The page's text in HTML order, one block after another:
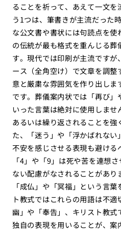
ることを祈って、あえて一文
う1つは、筆書きが主流だった
な公文書や書状には句読点を
の伝統が最も格式を重んじる
す。現代では印刷が主流です
ース（全角空け）で文章を調
意と厳粛な雰囲気を作り出し
です。葬儀案内状では「再び
いった言葉は絶対に使用しませ
あるいは繰り返されることを
た、「迷う」や「浮かばれな
不安を感じさせる表現も避ける
「4」や「9」は死や苦を連想
ない配慮がなされることがあ
「成仏」や「冥福」という言
ト教式ではこれらの用語は不
幽」や「奉告」、キリスト教
独自の表現を用いることが、